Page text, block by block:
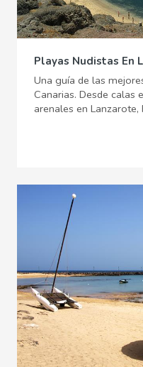
Playas Nudistas En
Una guía de las
Canarias. Desde calas
arenales en Lanzarote,